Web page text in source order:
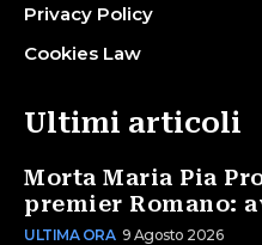
Privacy Policy
Cookies Law
Ultimi articoli
Morta Maria Pia
premier Romano:
ULTIMA ORA 9 Agosto 2026